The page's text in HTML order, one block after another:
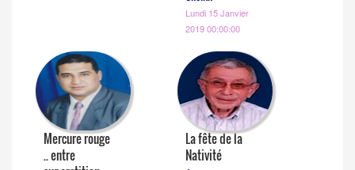
Lundi 15 Janvier
2019 00:00:00
Mercure rouge
.. entre
La fête de la
Nativité